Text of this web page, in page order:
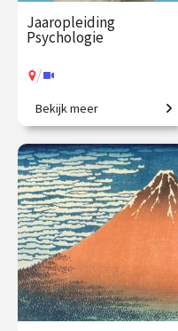
Jaaropleiding
Psychologie
/
Een introductie naar het
menselijk zijn
€ 1225.00
vanaf 29
sep.
/ Op locatie of online
Bekijk meer